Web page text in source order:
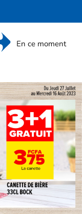
En ce moment